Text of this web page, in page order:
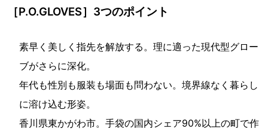
［P.O.GLOVES］3つのポイント
素早く美しく指先を解放する。理に適った現代型グロー
ブがさらに深化。
年代も性別も服装も場面も問わない。境界線なく暮らし
に溶け込む形姿。
香川県東かがわ市。手袋の国内シェア90%以上の町で作